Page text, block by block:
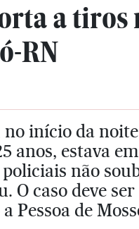
a
RN
início da
anos, estava
não
O caso deve
Pessoa de